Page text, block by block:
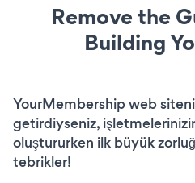
Remove the
Building
YourMembership web
getirdiyseniz,
oluştururken ilk büyük
tebrikler!